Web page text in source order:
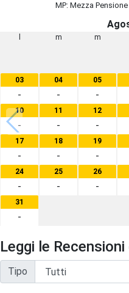
MP: Mezza
m m
03
-
04
-
05
-
10
-
11
-
12
-
17
-
18
-
19
-
24
-
25
-
26
-
31
-
Leggi le Recensioni
Tipo